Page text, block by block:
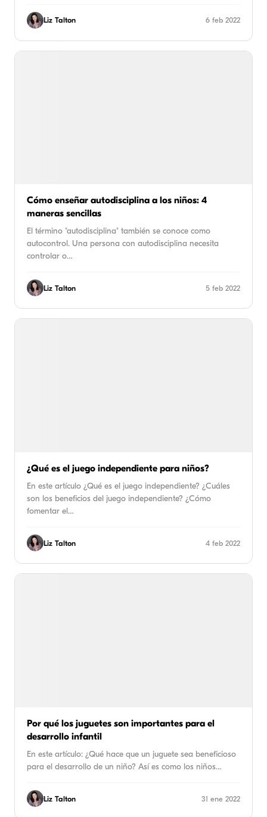
Liz Talton 6 feb 2022
Cómo enseñar autodisciplina a los niños: 4
maneras sencillas
El término "autodisciplina" también se conoce como
autocontrol. Una persona con autodisciplina necesita
controlar o…
Liz Talton 5 feb 2022
¿Qué es el juego independiente para niños?
En este artículo ¿Qué es el juego independiente? ¿Cuáles
son los beneficios del juego independiente? ¿Cómo
fomentar el…
Liz Talton 4 feb 2022
Por qué los juguetes son importantes para el
desarrollo infantil
En este artículo: ¿Qué hace que un juguete sea beneficioso
para el desarrollo de un niño? Así es como los niños…
Liz Talton 31 ene 2022